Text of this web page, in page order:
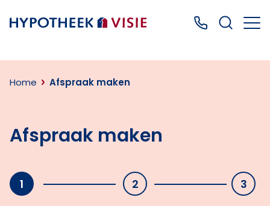
Terug naar home Bel ons: 0499
Home Afspraak maken
Afspraak maken
1 2 3